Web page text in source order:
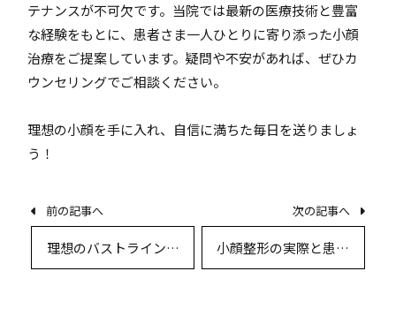
テナンスが不可欠です。当院では最新の医療技術と豊富
な経験をもとに、患者さま一人ひとりに寄り添った小顔
治療をご提案しています。疑問や不安があれば、ぜひカ
ウンセリングでご相談ください。
理想の小顔を手に入れ、自信に満ちた毎日を送りましょ
う！
前の記事へ
理想のバストラインを
目指すための豊胸手術
次の記事へ
小顔整形の実際と患者
体験談：専門医が答え